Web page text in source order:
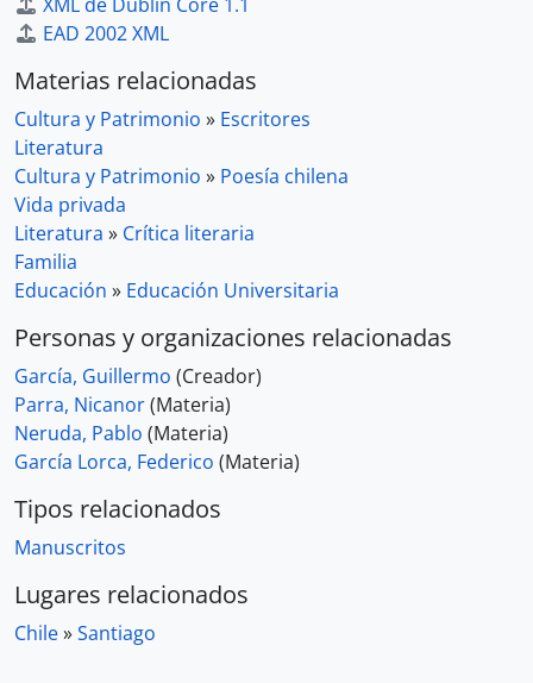
EAD 2002 XML
Materias relacionadas
Cultura y Patrimonio » Escritores
Literatura
Cultura y Patrimonio » Poesía chilena
Vida privada
Literatura » Crítica literaria
Familia
Educación » Educación Universitaria
Personas y organizaciones relacionadas
García, Guillermo (Creador)
Parra, Nicanor(Materia)
Neruda, Pablo (Materia)
García Lorca, Federico (Materia)
Tipos relacionados
Manuscritos
Lugares relacionados
Chile»Santiago